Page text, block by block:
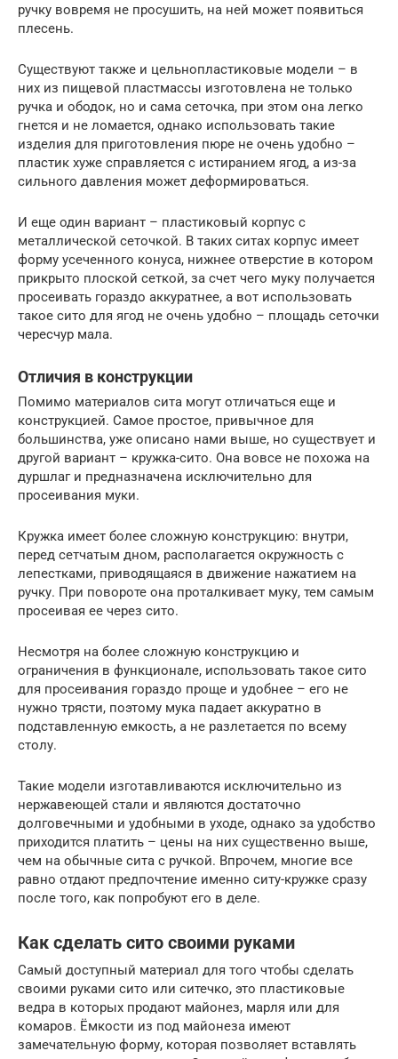
ручку вовремя не просушить, на ней может появиться
плесень.
Существуют также и цельнопластиковые модели – в
них из пищевой пластмассы изготовлена не только
ручка и ободок, но и сама сеточка, при этом она легко
гнется и не ломается, однако использовать такие
изделия для приготовления пюре не очень удобно –
пластик хуже справляется с истиранием ягод, а из-за
сильного давления может деформироваться.
И еще один вариант – пластиковый корпус с
металлической сеточкой. В таких ситах корпус имеет
форму усеченного конуса, нижнее отверстие в котором
прикрыто плоской сеткой, за счет чего муку получается
просеивать гораздо аккуратнее, а вот использовать
такое сито для ягод не очень удобно – площадь сеточки
чересчур мала.
Отличия в конструкции
Помимо материалов сита могут отличаться еще и
конструкцией. Самое простое, привычное для
большинства, уже описано нами выше, но существует и
другой вариант – кружка-сито. Она вовсе не похожа на
дуршлаг и предназначена исключительно для
просеивания муки.
Кружка имеет более сложную конструкцию: внутри,
перед сетчатым дном, располагается окружность с
лепестками, приводящаяся в движение нажатием на
ручку. При повороте она проталкивает муку, тем самым
просеивая ее через сито.
Несмотря на более сложную конструкцию и
ограничения в функционале, использовать такое сито
для просеивания гораздо проще и удобнее – его не
нужно трясти, поэтому мука падает аккуратно в
подставленную емкость, а не разлетается по всему
столу.
Такие модели изготавливаются исключительно из
нержавеющей стали и являются достаточно
долговечными и удобными в уходе, однако за удобство
приходится платить – цены на них существенно выше,
чем на обычные сита с ручкой. Впрочем, многие все
равно отдают предпочтение именно ситу-кружке сразу
после того, как попробуют его в деле.
Как сделать сито своими руками
Самый доступный материал для того чтобы сделать
своими руками сито или ситечко, это пластиковые
ведра в которых продают майонез, марля или для
комаров. Ёмкости из под майонеза имеют
замечательную форму, которая позволяет вставлять